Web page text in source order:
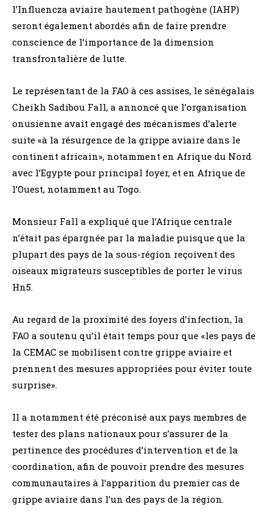
l’Influencza aviaire hautement pathogène (IAHP)
seront également abordés afin de faire prendre
conscience de l’importance de la dimension
transfrontalière de lutte.
Le représentant de la FAO à ces assises, le sénégalais
Cheikh Sadibou Fall, a annoncé que l’organisation
onusienne avait engagé des mécanismes d’alerte
suite «à la résurgence de la grippe aviaire dans le
continent africain», notamment en Afrique du Nord
avec l’Egypte pour principal foyer, et en Afrique de
l’Ouest, notamment au Togo.
Monsieur Fall a expliqué que l’Afrique centrale
n’était pas épargnée par la maladie puisque que la
plupart des pays de la sous-région reçoivent des
oiseaux migrateurs susceptibles de porter le virus
Hn5.
Au regard de la proximité des foyers d’infection, la
FAO a soutenu qu’il était temps pour que «les pays de
la CEMAC se mobilisent contre grippe aviaire et
prennent des mesures appropriées pour éviter toute
surprise».
Il a notamment été préconisé aux pays membres de
tester des plans nationaux pour s’assurer de la
pertinence des procédures d’intervention et de la
coordination, afin de pouvoir prendre des mesures
communautaires à l’apparition du premier cas de
grippe aviaire dans l’un des pays de la région.